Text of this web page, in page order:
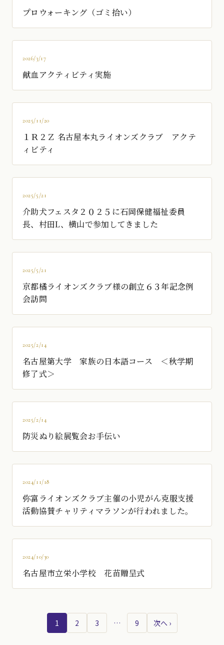
プロウォーキング（ゴミ拾い）
2026/3/17
献血アクティビティ実施
2025/11/20
１Ｒ２Ｚ 名古屋本丸ライオンズクラブ アクテ
ィビティ
2025/5/21
介助犬フェスタ２０２５に石岡保健福祉委員
長、村田L、横山で参加してきました
2025/5/21
京都橘ライオンズクラブ様の創立６３年記念例
会訪問
2025/2/14
名古屋第大学 家族の日本語コース ＜秋学期
修了式＞
2025/2/14
防災ぬり絵展覧会お手伝い
2024/11/18
弥富ライオンズクラブ主催の小児がん克服支援
活動協賛チャリティマラソンが行われました。
2024/10/30
名古屋市立栄小学校 花苗贈呈式
1 2 3 … 9 次へ ›